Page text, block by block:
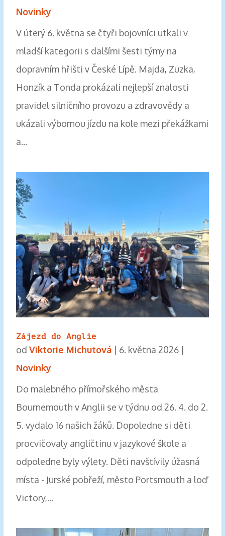
Novinky
V úterý 6. května se čtyři bojovníci utkali v
mladší kategorii s dalšími šesti týmy na
dopravním hřišti v České Lípě. Majda, Zuzka,
Honzík a Tonda prokázali nejlepší znalosti
pravidel silničního provozu a zdravovědy a
ukázali výbornou jízdu na kole mezi překážkami
a...
Zájezd do Anglie
od Viktorie Michutová| 6. května 2026|
Novinky
Do malebného přímořského města
Bournemouth v Anglii se v týdnu od 26. 4. do 2.
5. vydalo 16 našich žáků. Dopoledne si děti
procvičovaly angličtinu v jazykové škole a
odpoledne byly výlety. Děti navštívily úžasná
místa - Jurské pobřeží, město Portsmouth a loď
Victory,...